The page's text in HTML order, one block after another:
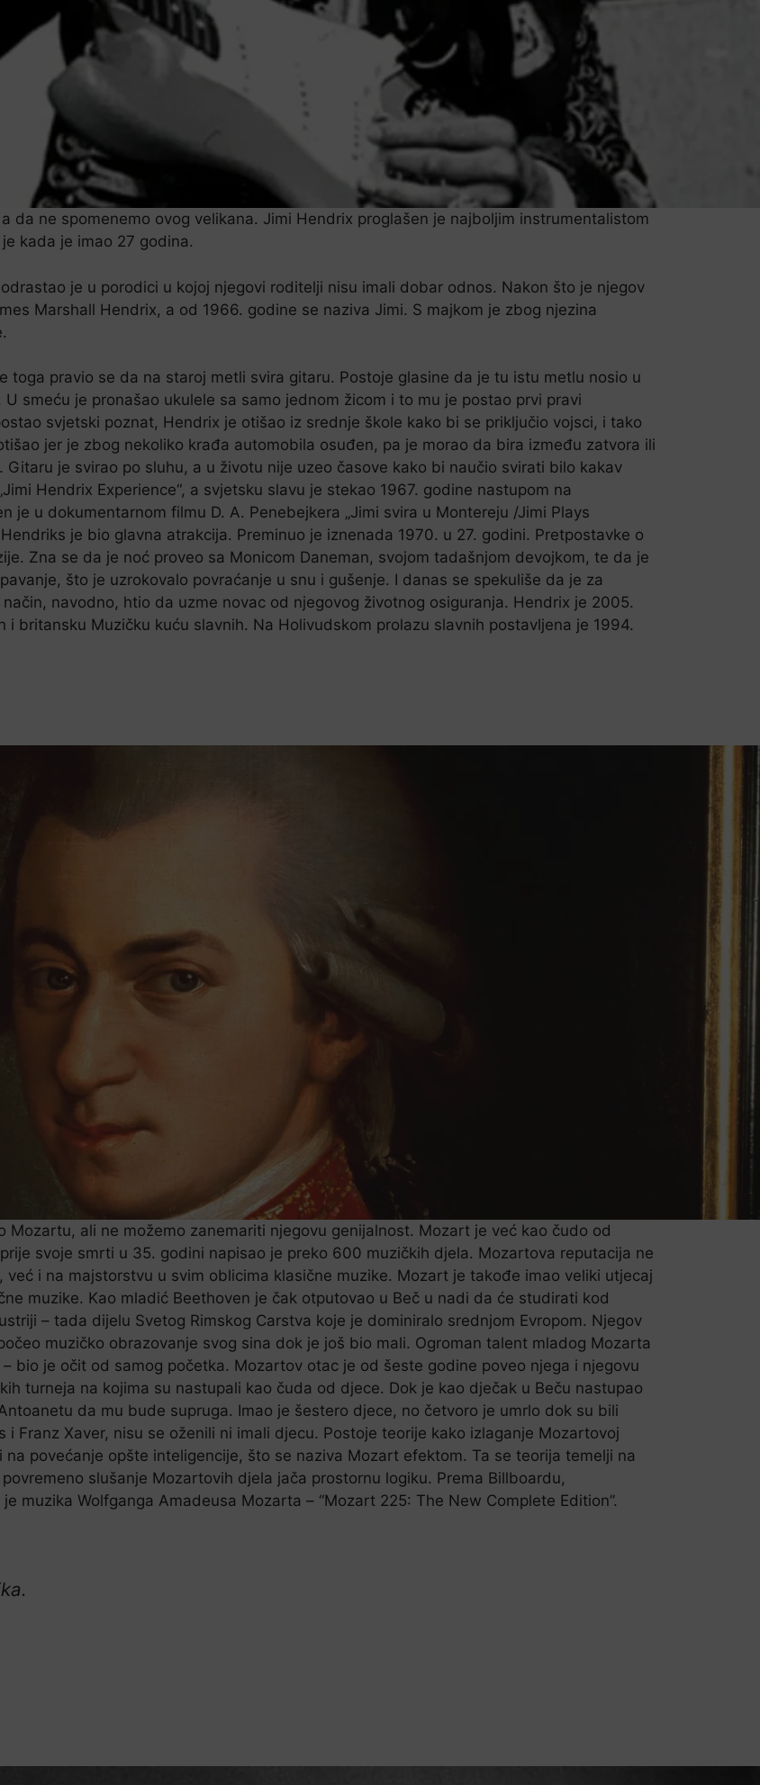
da ne spomenemo ovog velikana. Jimi Hendrix proglašen je najboljim instrumentalistom
kada je imao 27 godina.
je u porodici u kojoj njegovi roditelji nisu imali dobar odnos. Nakon što je njegov
Marshall Hendrix, a od 1966. godine se naziva Jimi. S majkom je zbog njezina
toga pravio se da na staroj metli svira gitaru. Postoje glasine da je tu istu metlu nosio u
smeću je pronašao ukulele sa samo jednom žicom i to mu je postao prvi pravi
svjetski poznat, Hendrix je otišao iz srednje škole kako bi se priključio vojsci, i tako
jer je zbog nekoliko krađa automobila osuđen, pa je morao da bira između zatvora ili
je svirao po sluhu, a u životu nije uzeo časove kako bi naučio svirati bilo kakav
Hendrix Experience“, a svjetsku slavu je stekao 1967. godine nastupom na
je u dokumentarnom filmu D. A. Penebejkera „Jimi svira u Montereju /Jimi Plays
je bio glavna atrakcija. Preminuo je iznenada 1970. u 27. godini. Pretpostavke o
Zna se da je noć proveo sa Monicom Daneman, svojom tadašnjom devojkom, te da je
što je uzrokovalo povraćanje u snu i gušenje. I danas se spekuliše da je za
navodno, htio da uzme novac od njegovog životnog osiguranja. Hendrix je 2005.
i britansku Muzičku kuću slavnih. Na Holivudskom prolazu slavnih postavljena je 1994.
Mozartu, ali ne možemo zanemariti njegovu genijalnost. Mozart je već kao čudo od
svoje smrti u 35. godini napisao je preko 600 muzičkih djela. Mozartova reputacija ne
i na majstorstvu u svim oblicima klasične muzike. Mozart je takođe imao veliki utjecaj
muzike. Kao mladić Beethoven je čak otputovao u Beč u nadi da će studirati kod
– tada dijelu Svetog Rimskog Carstva koje je dominiralo srednjom Evropom. Njegov
muzičko obrazovanje svog sina dok je još bio mali. Ogroman talent mladog Mozarta
bio je očit od samog početka. Mozartov otac je od šeste godine poveo njega i njegovu
turneja na kojima su nastupali kao čuda od djece. Dok je kao dječak u Beču nastupao
da mu bude supruga. Imao je šestero djece, no četvoro je umrlo dok su bili
Franz Xaver, nisu se oženili ni imali djecu. Postoje teorije kako izlaganje Mozartovoj
povećanje opšte inteligencije, što se naziva Mozart efektom. Ta se teorija temelji na
slušanje Mozartovih djela jača prostornu logiku. Prema Billboardu,
muzika Wolfganga Amadeusa Mozarta – “Mozart 225: The New Complete Edition”.